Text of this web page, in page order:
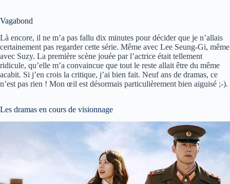
Vagabond
Là encore, il ne m’a pas fallu dix minutes pour décider que je n’allais
certainement pas regarder cette série. Même avec Lee Seung-Gi, même
avec Suzy. La première scène jouée par l’actrice était tellement
ridicule, qu’elle m’a convaincue que tout le reste allait être du même
acabit. Si j’en crois la critique, j’ai bien fait. Neuf ans de dramas, ce
n’est pas rien ! Mon œil est désormais particulièrement bien aiguisé ;-).
Les dramas en cours de visionnage